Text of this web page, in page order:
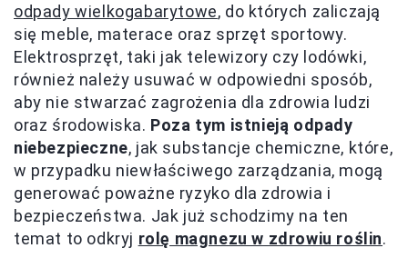
odpady wielkogabarytowe, do których zaliczają
się meble, materace oraz sprzęt sportowy.
Elektrosprzęt, taki jak telewizory czy lodówki,
również należy usuwać w odpowiedni sposób,
aby nie stwarzać zagrożenia dla zdrowia ludzi
oraz środowiska. Poza tym istnieją odpady
niebezpieczne, jak substancje chemiczne, które,
w przypadku niewłaściwego zarządzania, mogą
generować poważne ryzyko dla zdrowia i
bezpieczeństwa. Jak już schodzimy na ten
temat to odkryj rolę magnezu w zdrowiu roślin.